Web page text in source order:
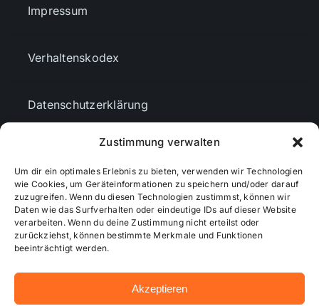
Zustimmung verwalten
Um dir ein optimales Erlebnis zu bieten, verwenden wir Technologien
wie Cookies, um Geräteinformationen zu speichern und/oder darauf
zuzugreifen. Wenn du diesen Technologien zustimmst, können wir
Daten wie das Surfverhalten oder eindeutige IDs auf dieser Website
verarbeiten. Wenn du deine Zustimmung nicht erteilst oder
zurückziehst, können bestimmte Merkmale und Funktionen
beeinträchtigt werden.
Akzeptieren
Impressum
Verhaltenskodex
Datenschutzerklärung
Cookie-Richtlinie (EU)
Mediendaten
© 2026 - Wiesbadenaktuell ...online besser informiert!